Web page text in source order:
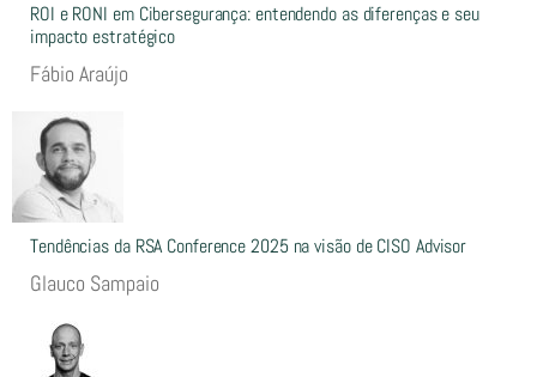
ROI e RONI em Cibersegurança: entendendo as diferenças e seu
impacto estratégico
Fábio Araújo
Tendências da RSA Conference 2025 na visão de CISO Advisor
Glauco Sampaio